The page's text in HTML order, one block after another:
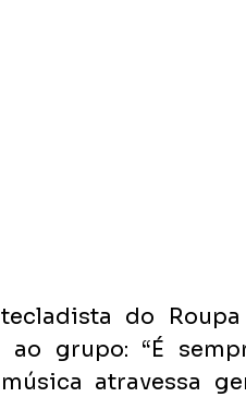
do Roupa
ao grupo: “É
atravessa